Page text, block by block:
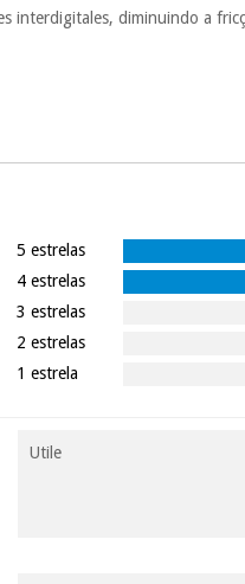
interdigitales, diminuindo a
5 estrelas
4 estrelas
3 estrelas
2 estrelas
1 estrela
Utile